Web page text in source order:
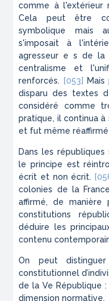
comme à l'extérieur
Cela peut être
symbolique mais
s'imposait à
agresseur e s de la
centralisme et
renforcés.
[053]
disparu des textes
considéré comme
pratique, il continua
et fut même
Dans les
le principe est
écrit et non écrit.
colonies de la
affirmé, de
constitutions
déduire les
contenu
On peut
constitutionnel
de la Ve République
dimension normative.